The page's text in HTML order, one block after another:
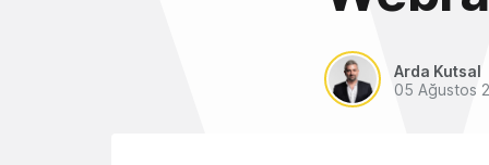
Arda Kutsal
05 Ağustos